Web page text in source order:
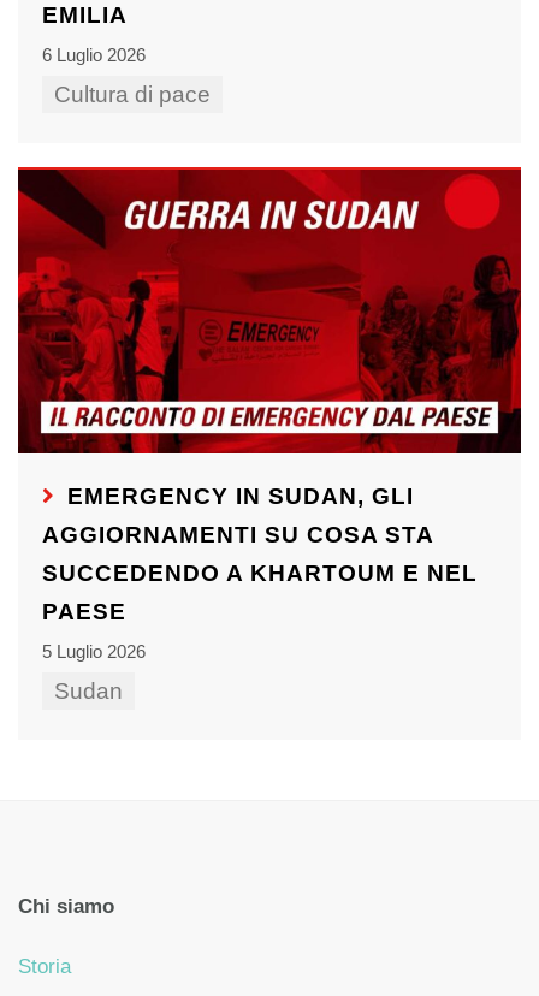
EMILIA
6 Luglio 2026
Cultura di pace
EMERGENCY IN SUDAN, GLI
AGGIORNAMENTI SU COSA STA
SUCCEDENDO A KHARTOUM E NEL
PAESE
5 Luglio 2026
Sudan
Chi siamo
Storia